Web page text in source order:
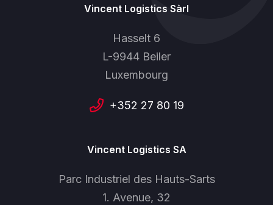
Vincent Logistics Sàrl
Hasselt 6
L-9944 Beiler
Luxembourg
+352 27 80 19
Vincent Logistics SA
Parc Industriel des Hauts-Sarts
1. Avenue, 32